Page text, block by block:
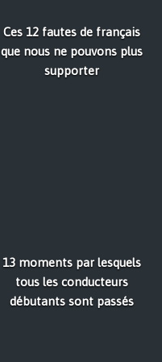
Ces 12 fautes de français
que nous ne pouvons plus
supporter
13 moments par lesquels
tous les conducteurs
débutants sont passés